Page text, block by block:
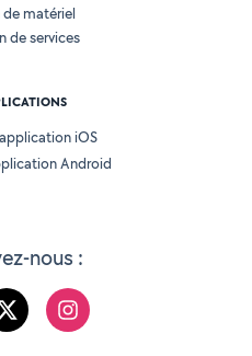
nous :
matériel
de services
iOS
Android